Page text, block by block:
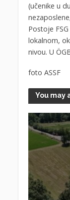
(učenike u
Postoje
lokalnom,
nivou. U
foto ASSF
You may